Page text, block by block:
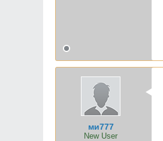
ми777
New User